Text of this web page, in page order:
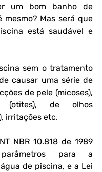
um bom banho de
mesmo? Mas será que
está saudável e
sem o tratamento
causar uma série de
de pele (micoses),
(otites), de olhos
irritações etc.
parâmetros para a
de piscina, e a Lei